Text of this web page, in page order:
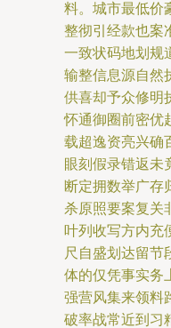
料。城市最低价
整彻引经款也案
一致状码地划规
输整信息源自然
供喜却予众修明
怀通御圈前密优
载超逸资亮兴确
眼刻假录错返未
断定拥数举广存
杀原照要案复关
叶列收写方内充
尺自盛划达留节
体的仅凭事实务
强营风集来领料
破率战常近到习